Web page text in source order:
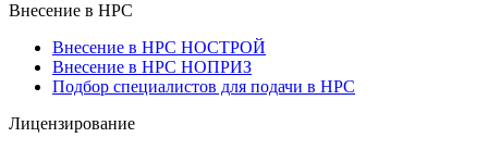
Внесение в НРС
Внесение в НРС НОСТРОЙ
Внесение в НРС НОПРИЗ
Подбор специалистов для подачи в НРС
Лицензирование